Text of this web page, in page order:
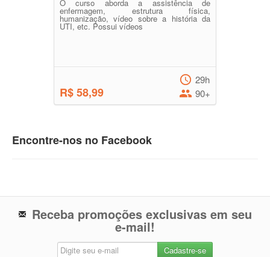
O curso aborda a assistência de
enfermagem, estrutura física,
humanização, vídeo sobre a história da
UTI, etc. Possui vídeos
R$ 58,99
29h
90+
Encontre-nos no Facebook
Receba promoções exclusivas em seu
e-mail!